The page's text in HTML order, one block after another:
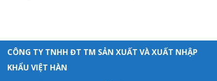
CÔNG TY TNHH ĐT TM SẢN XUẤT VÀ XUẤT NHẬP
KHẨU VIỆT HÀN